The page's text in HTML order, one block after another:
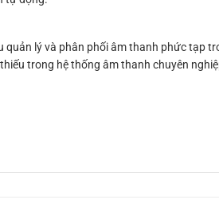
lý và phân phối âm thanh phức tạp
trong hệ thống âm thanh chuyên